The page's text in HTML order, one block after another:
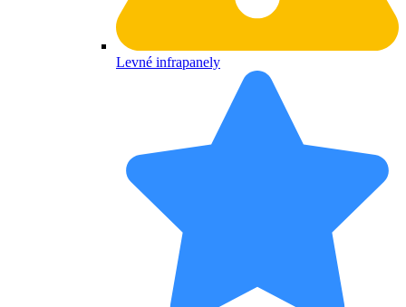
Levné infrapanely